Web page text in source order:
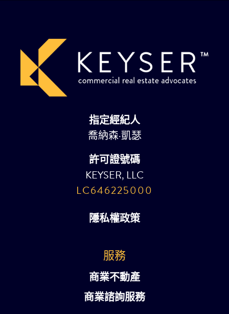
指定經紀人
喬納森·凱瑟
許可證號碼
KEYSER, LLC
LC646225000
隱私權政策
服務
商業不動產
商業諮詢服務